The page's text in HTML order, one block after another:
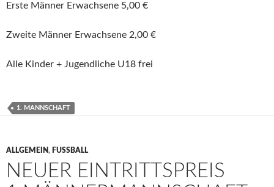
Erste Männer Erwachsene 5,00 €
Zweite Männer Erwachsene 2,00 €
Alle Kinder + Jugendliche U18 frei
1. MANNSCHAFT
ALLGEMEIN, FUSSBALL
NEUER EINTRITTSPREIS